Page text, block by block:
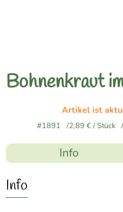
Haus, Garten etc.
Über uns
Lieferservice
Bohnenkraut
Artikel ist
#1891 2,89 €/ Stück
Info
Info